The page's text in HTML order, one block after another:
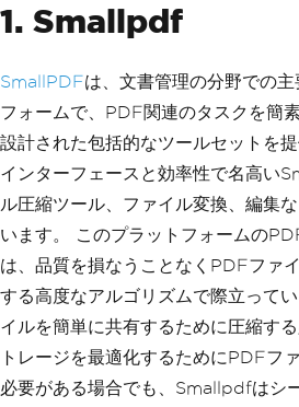
1. Smallpdf
SmallPDFは、文書管理の分野での
フォームで、PDF関連のタスクを簡
設計された包括的なツールセットを
インターフェースと効率性で名高い
ル圧縮ツール、ファイル変換、編集
います。 このプラットフォームの
は、品質を損なうことなくPDFファ
する高度なアルゴリズムで際立って
イルを簡単に共有するために圧縮す
トレージを最適化するためにPDFフ
必要がある場合でも、Smallpdfはシ